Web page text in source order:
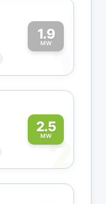
1.9
MW1
2.5
MW2